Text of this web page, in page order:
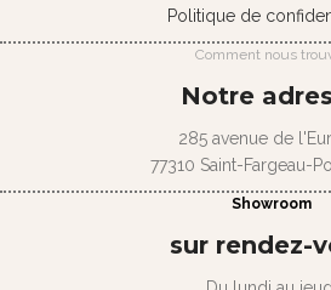
Politique de
Comment nous
Notre
285 avenue de
77310 Saint-Fargeau-
Showroom
sur rendez-